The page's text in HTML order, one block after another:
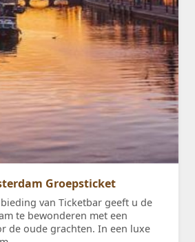
Groepsticket
van Ticketbar geeft u de
te bewonderen met een
de oude grachten. In een luxe